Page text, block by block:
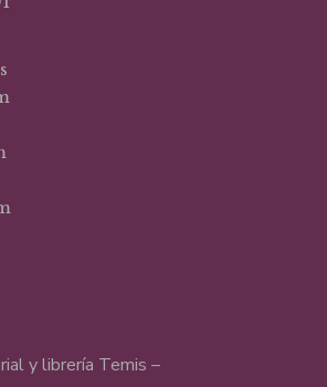
y librería Temis –